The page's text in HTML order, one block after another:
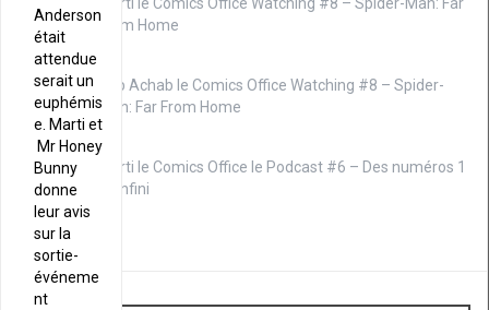
Anderson
était
attendue
serait un
euphémis
e. Marti et
Mr Honey
Bunny
donne
leur avis
sur la
sortie-
événeme
nt
From Home
Cap Achab le Comics Office Watching #8 – Spider-
Man: Far From Home
Marti le Comics Office le Podcast #6 – Des numéros 1
à l’infini